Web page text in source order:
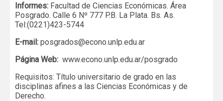
Informes: Facultad de Ciencias Económicas. Área
Posgrado. Calle 6 Nº 777 P.B. La Plata. Bs. As.
Tel:(0221)423-5744
E-mail: posgrados@econo.unlp.edu.ar
Página Web: www.econo.unlp.edu.ar/posgrado
Requisitos: Título universitario de grado en las
disciplinas afines a las Ciencias Económicas y de
Derecho.